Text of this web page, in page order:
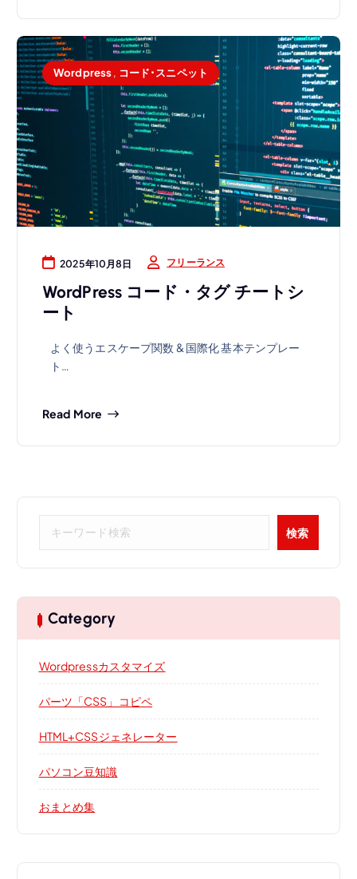
Wordpress, コード･スニペット
2025年10月8日 フリーランス
WordPress コード・タグ チートシ
ート
よく使うエスケープ関数 & 国際化 基本テンプレー
ト…
Read More
検索
Category
Wordpressカスタマイズ
パーツ「CSS」コピペ
HTML+CSSジェネレーター
パソコン豆知識
おまとめ集